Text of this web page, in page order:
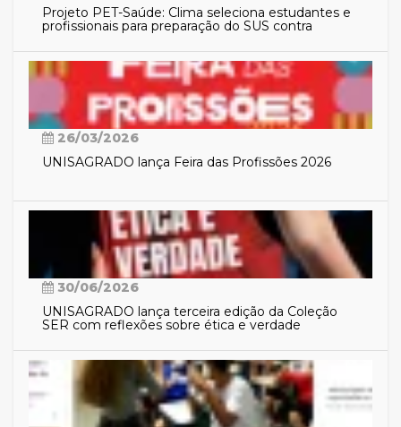
Projeto PET-Saúde: Clima seleciona estudantes e
profissionais para preparação do SUS contra
26/03/2026
UNISAGRADO lança Feira das Profissões 2026
30/06/2026
UNISAGRADO lança terceira edição da Coleção
SER com reflexões sobre ética e verdade